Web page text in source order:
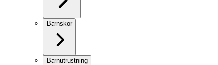
Barnskor
Barnutrustning